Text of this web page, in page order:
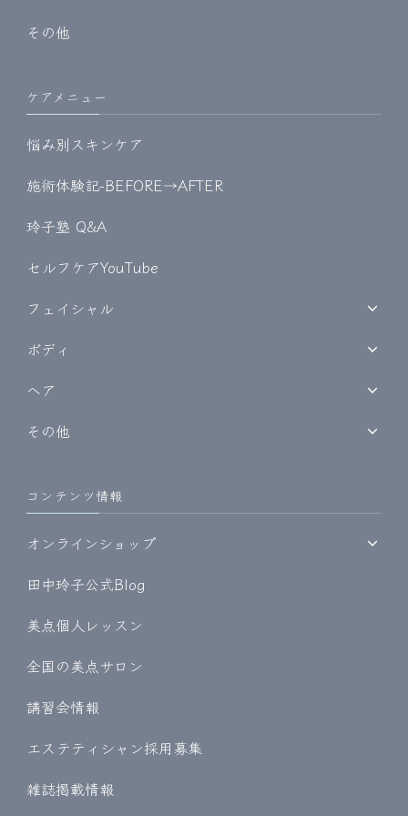
その他
ケアメニュー
悩み別スキンケア
施術体験記-BEFORE→AFTER
玲子塾 Q&A
セルフケアYouTube
フェイシャル
ボディ
ヘア
その他
コンテンツ情報
オンラインショップ
田中玲子公式Blog
美点個人レッスン
全国の美点サロン
講習会情報
エステティシャン採用募集
雑誌掲載情報